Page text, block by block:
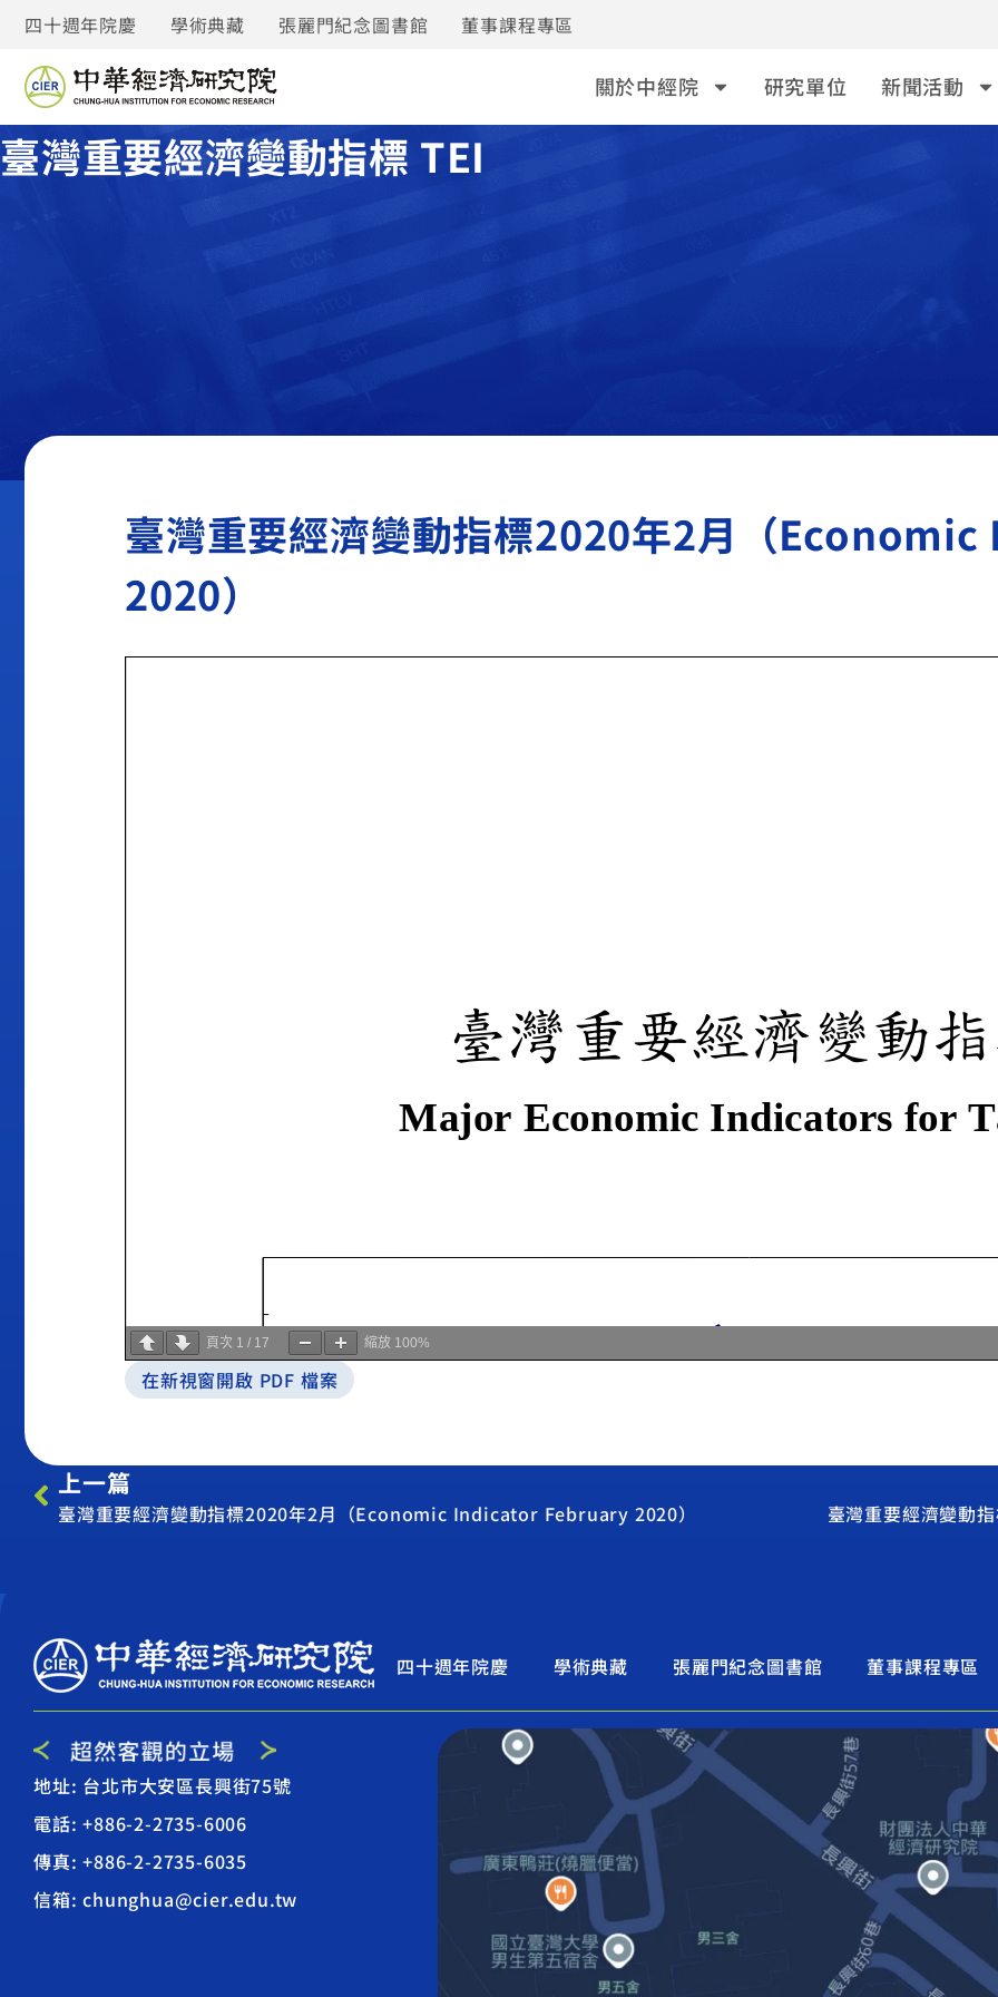
四十週年院慶 學術典藏 張麗門紀念圖書館 董事課程專區
關於中經院 研究單位 新聞活動
臺灣重要經濟變動指標 TEI
臺灣重要經濟變動指標2020年2月（
2020）
頁次 1 / 17 縮放 100%
在新視窗開啟 PDF 檔案
上一篇
臺灣重要經濟變動指標2020年2月（Economic Indicator February 2020） 臺灣重要經濟變動
四十週年院慶 學術典藏 張麗門紀念圖書館 董事課程專區
地址: 台北市大安區長興街75號
電話: +886-2-2735-6006
傳真: +886-2-2735-6035
信箱: chunghua@cier.edu.tw